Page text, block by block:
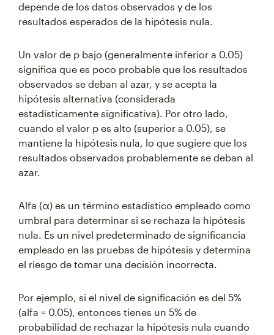
depende de los datos observados y de los
resultados esperados de la hipótesis nula.
Un valor de p bajo (generalmente inferior a 0.05)
significa que es poco probable que los resultados
observados se deban al azar, y se acepta la
hipótesis alternativa (considerada
estadísticamente significativa). Por otro lado,
cuando el valor p es alto (superior a 0.05), se
mantiene la hipótesis nula, lo que sugiere que los
resultados observados probablemente se deban al
azar.
Alfa (α) es un término estadístico empleado como
umbral para determinar si se rechaza la hipótesis
nula. Es un nivel predeterminado de significancia
empleado en las pruebas de hipótesis y determina
el riesgo de tomar una decisión incorrecta.
Por ejemplo, si el nivel de significación es del 5%
(alfa = 0.05), entonces tienes un 5% de
probabilidad de rechazar la hipótesis nula cuando